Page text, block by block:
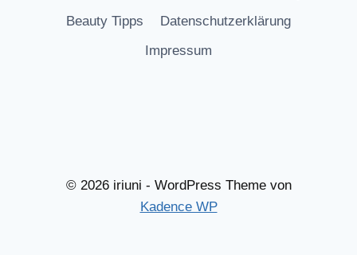
Beauty Tipps
Datenschutzerklärung
Impressum
© 2026 iriuni - WordPress Theme von
Kadence WP